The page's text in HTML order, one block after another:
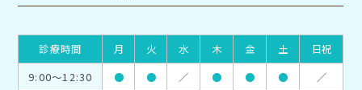
診療時間 月 火 水 木 金 土
日祝
9:00～12:30
● ● ／ ● ● ●
／